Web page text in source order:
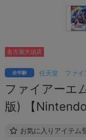
任天堂 ファ
全年齢
ファイアーエ
版) 【
お気に入りアイテム
名古屋大須店